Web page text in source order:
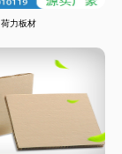
荷力板材